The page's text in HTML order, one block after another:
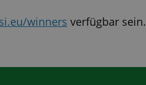
winners verfügbar sein.